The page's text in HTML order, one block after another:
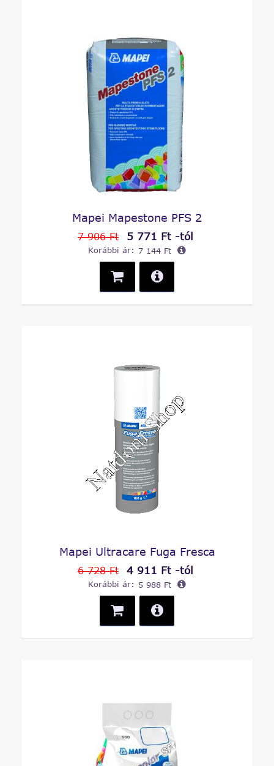
Mapei Mapestone PFS 2
7 906 Ft 5 771 Ft -tól
Korábbi ár: 7 144 Ft
Mapei Ultracare Fuga Fresca
6 728 Ft 4 911 Ft -tól
Korábbi ár: 5 988 Ft